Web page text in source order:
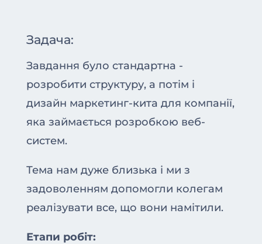
Задача:
Завдання було стандартна -
розробити структуру, а потім і
дизайн маркетинг-кита для компанії,
яка займається розробкою веб-
систем.
Тема нам дуже близька і ми з
задоволенням допомогли колегам
реалізувати все, що вони намітили.
Етапи робіт: